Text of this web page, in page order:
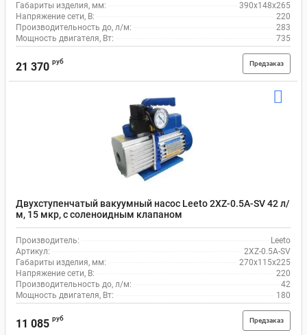
Габариты изделия, мм:
390х148х265
Напряжение сети, В:
220
Производительность до, л/м:
283
Мощность двигателя, Вт:
735
21 370 руб Предзаказ
Двухступенчатый вакуумный насос Leeto 2XZ-0.5A-SV 42 л/
м, 15 мкр, с соленоидным клапаном
Производитель:
Leeto
Артикул:
2XZ-0.5A-SV
Габариты изделия, мм:
270x115x225
Напряжение сети, В:
220
Производительность до, л/м:
42
Мощность двигателя, Вт:
180
11 085 руб Предзаказ